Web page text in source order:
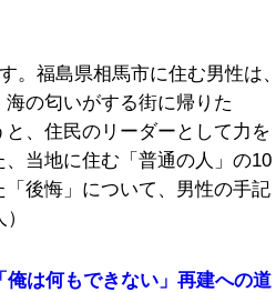
。福島県相馬市に住む男性は、
の匂いがする街に帰りた
、住民のリーダーとして力を
当地に住む「普通の人」の10
後悔」について、男性の手記
俺は何もできない」再建への道